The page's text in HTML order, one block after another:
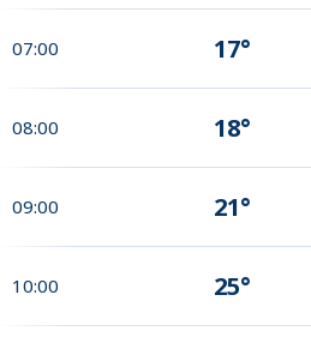
07:00 17°
08:00 18°
09:00 21°
10:00 25°